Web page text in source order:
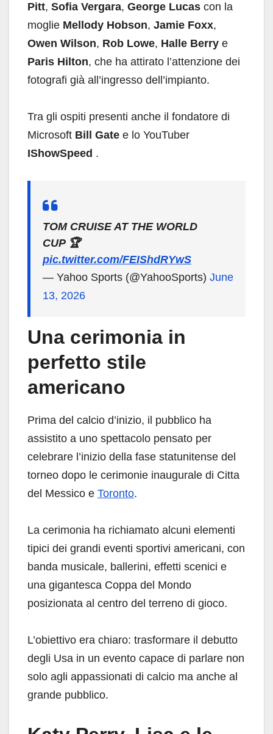
Pitt, Sofia Vergara, George Lucas con la
moglie Mellody Hobson, Jamie Foxx,
Owen Wilson, Rob Lowe, Halle Berry e
Paris Hilton, che ha attirato l’attenzione dei
fotografi già all’ingresso dell’impianto.
Tra gli ospiti presenti anche il fondatore di
Microsoft Bill Gate e lo YouTuber
IShowSpeed ​.
TOM CRUISE AT THE WORLD
CUP 🏆
pic.twitter.com/FEIShdRYwS
— Yahoo Sports (@YahooSports) June
13, 2026
Una cerimonia in
perfetto stile
americano
Prima del calcio d’inizio, il pubblico ha
assistito a uno spettacolo pensato per
celebrare l’inizio della fase statunitense del
torneo dopo le cerimonie inaugurale di Citta
del Messico e Toronto.
La cerimonia ha richiamato alcuni elementi
tipici dei grandi eventi sportivi americani, con
banda musicale, ballerini, effetti scenici e
una gigantesca Coppa del Mondo
posizionata al centro del terreno di gioco.
L’obiettivo era chiaro: trasformare il debutto
degli Usa in un evento capace di parlare non
solo agli appassionati di calcio ma anche al
grande pubblico.